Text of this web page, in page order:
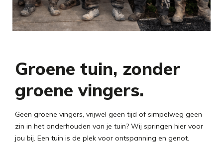
Groene tuin, zonder
groene vingers.
Geen groene vingers, vrijwel geen tijd of simpelweg geen
zin in het onderhouden van je tuin? Wij springen hier voor
jou bij. Een tuin is de plek voor ontspanning en genot.